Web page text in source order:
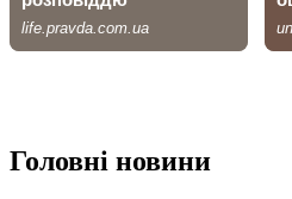
Головні новини